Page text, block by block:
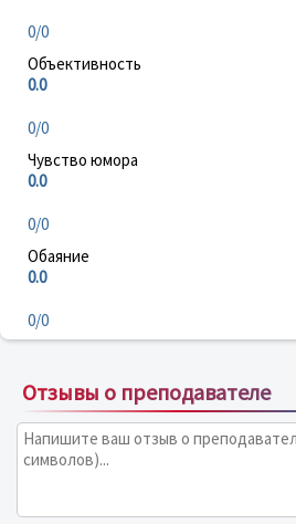
0/0
Объективность
0.0
0/0
Чувство юмора
0.0
0/0
Обаяние
0.0
0/0
Отзывы о преподавателе